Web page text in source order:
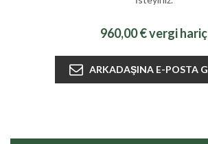
960,00 € vergi hariç